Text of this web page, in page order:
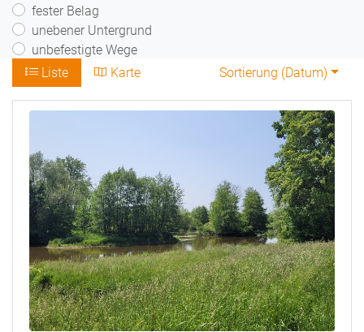
fester Belag
unebener Untergrund
unbefestigte Wege
Liste
Karte Sortierung (Datum)